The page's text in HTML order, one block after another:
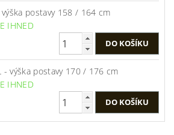
postavy 158 / 164 cm
IHNED
- výška postavy 170 / 176 cm
IHNED